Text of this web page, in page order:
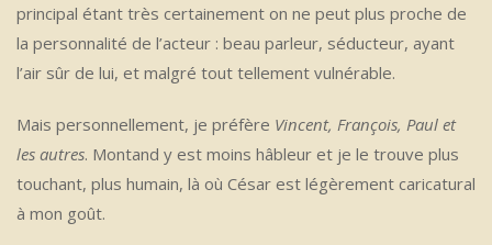
principal étant très certainement on ne peut plus proche de
la personnalité de l’acteur : beau parleur, séducteur, ayant
l’air sûr de lui, et malgré tout tellement vulnérable.
Mais personnellement, je préfère Vincent, François, Paul et
les autres. Montand y est moins hâbleur et je le trouve plus
touchant, plus humain, là où César est légèrement caricatural
à mon goût.